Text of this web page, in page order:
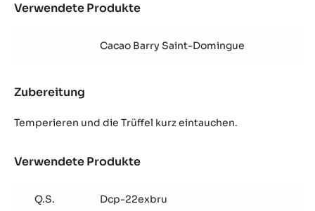
Verwendete Produkte
Trüffel
Cacao Barry Saint-Domingue
Zubereitung
Trüffel
Temperieren und die Trüffel kurz eintauchen.
Verwendete Produkte
Trüffel
Q.S. Dcp-22exbru